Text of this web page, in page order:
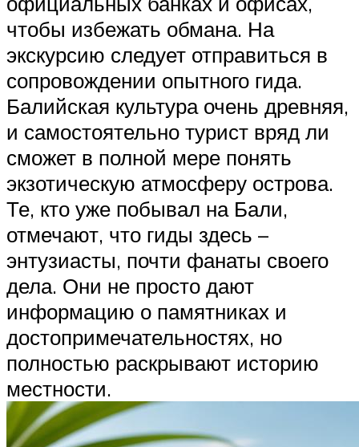
чтобы избежать обмана. На
экскурсию следует отправиться в
сопровождении опытного гида.
Балийская культура очень древняя,
и самостоятельно турист вряд ли
сможет в полной мере понять
экзотическую атмосферу острова.
Те, кто уже побывал на Бали,
отмечают, что гиды здесь –
энтузиасты, почти фанаты своего
дела. Они не просто дают
информацию о памятниках и
достопримечательностях, но
полностью раскрывают историю
местности.